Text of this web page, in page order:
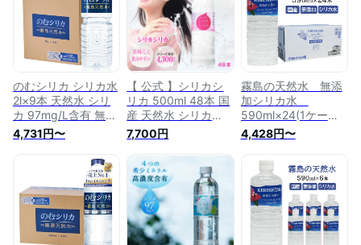
飲むシリカ 中硬水
シリカ 霧島の天然水
ふるさと 人気 おす
すめ 贈答 ギフト お
裾分け プレゼント
宮崎県 小林市 送料
無料
中硬水 シリカ 2リッ
トル 霧島の天然水
ふるさと 人気 おす
すめ 贈答 ギフトプ
レゼント 宮崎県 小
林市 送料無料
リカウォーター/霧島
山系/飲むシリカ水/
のむシリカ水/ペット
ボトル/おしゃれ/霧
島シリカ天然水
のむシリカ シリカ水
2l×9本 天然水 シリ
カ 97mg/L含有 無添
加 ミネラルウォータ
ー 霧島天然水 中硬
水 ミネラル ケイ素
4,731円〜
【 公式 】シリカシ
リカ 500ml 48本 国
産 天然水 シリカ
（ケイ素）シリカ水
のむシリカ 水 ペッ
トボトル ナチュラル
ミネラルウォーター
美容 長期保存 大容
量
7,700円
霧島の天然水 無添
加シリカ水
590ml×24(1ケー
ス) ナチュラルミネ
ラルウォーター/あす
楽/中硬水/シリカ含
有/ミネラル豊富な天
然水/シリカウォータ
ー/霧島天然水/霧島
山系/飲む/のむ/シリ
カ水/ペットボトル/
4,428円〜